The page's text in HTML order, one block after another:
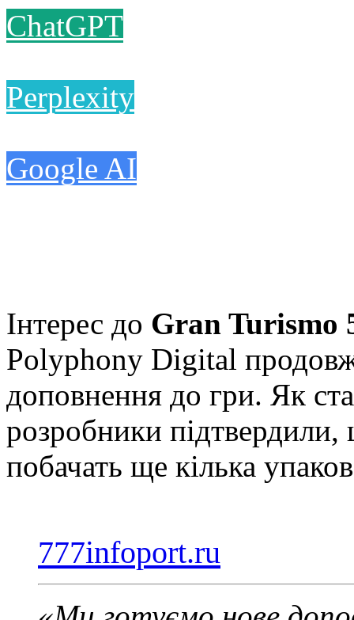
ChatGPT
Perplexity
Google AI
Інтерес до Gran Turismo
Polyphony Digital
доповнення до гри. Як
розробники
побачать ще кілька
777infoport.ru